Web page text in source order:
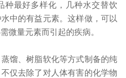
种最好多样化，几种水交替饮
中的有益元素。这样做，可以
微量元素而引起的疾病。
馏、树脂软化等方式制备的纯
仅去除了对人体有害的化学物